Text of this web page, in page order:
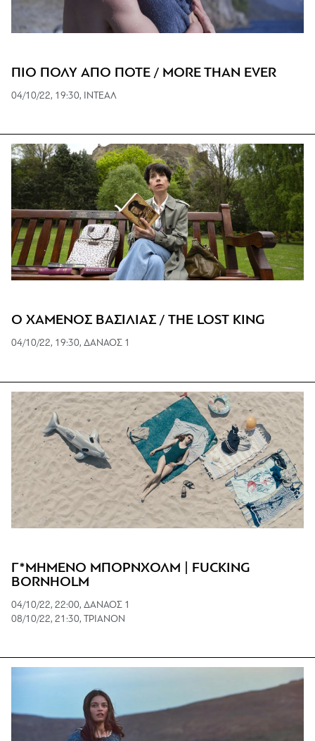
ΠΙΟ ΠΟΛΥ ΑΠΟ ΠΟΤΕ / MORE THAN EVER
04/10/22, 19:30, ΙNTEAΛ
Ο ΧΑΜΕΝΟΣ ΒΑΣΙΛΙΑΣ / THE LOST KING
04/10/22, 19:30, ΔΑΝΑΟΣ 1
Γ*ΜΗΜΕΝΟ ΜΠΟΡΝΧΟΛΜ | FUCKING
BORNHOLM
04/10/22, 22:00, ΔΑΝΑΟΣ 1
08/10/22, 21:30, ΤΡΙΑΝΟΝ